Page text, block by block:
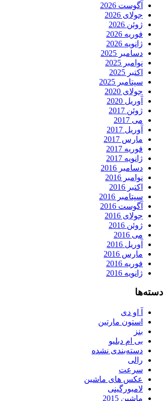
آگوست 2026
جولای 2026
ژوئن 2026
فوریه 2026
ژانویه 2026
دسامبر 2025
نوامبر 2025
اکتبر 2025
سپتامبر 2025
جولای 2020
آوریل 2020
ژوئن 2017
می 2017
آوریل 2017
مارس 2017
فوریه 2017
ژانویه 2017
دسامبر 2016
نوامبر 2016
اکتبر 2016
سپتامبر 2016
آگوست 2016
جولای 2016
ژوئن 2016
می 2016
آوریل 2016
مارس 2016
فوریه 2016
ژانویه 2016
دسته‌ها
آ او دی
استون مارتین
بنز
بی ام دبلیو
دسته‌بندی نشده
رالی
سرعت
عکس های ماشین
لامبورگینی
ماشین 2015